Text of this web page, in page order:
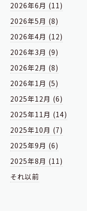
2026年6月 (11)
2026年5月 (8)
2026年4月 (12)
2026年3月 (9)
2026年2月 (8)
2026年1月 (5)
2025年12月 (6)
2025年11月 (14)
2025年10月 (7)
2025年9月 (6)
2025年8月 (11)
それ以前